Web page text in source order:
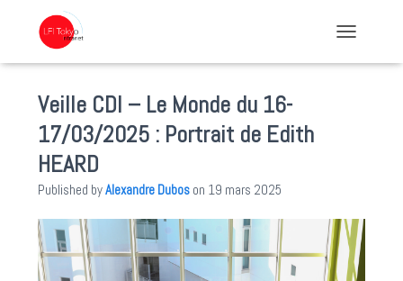
Veille CDI – Le Monde du 16-
17/03/2025 : Portrait de Edith
HEARD
Published byAlexandre Dubos on 19 mars 2025